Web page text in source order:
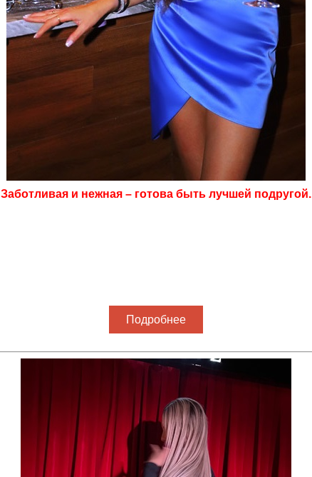
Заботливая и нежная – готова быть лучшей подругой.
Подробнее